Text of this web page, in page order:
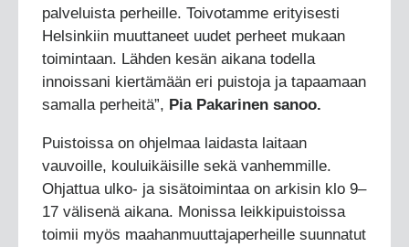
palveluista perheille. Toivotamme erityisesti
Helsinkiin muuttaneet uudet perheet mukaan
toimintaan. Lähden kesän aikana todella
innoissani kiertämään eri puistoja ja tapaamaan
samalla perheitä”, Pia Pakarinen sanoo.
Puistoissa on ohjelmaa laidasta laitaan
vauvoille, kouluikäisille sekä vanhemmille.
Ohjattua ulko- ja sisätoimintaa on arkisin klo 9–
17 välisenä aikana. Monissa leikkipuistoissa
toimii myös maahanmuuttajaperheille suunnatut